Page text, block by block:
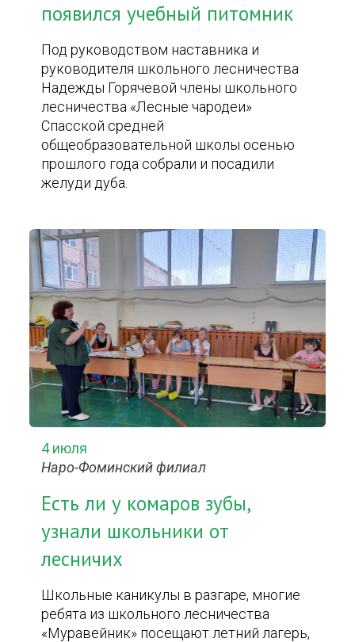
появился учебный питомник
Под руководством наставника и
руководителя школьного лесничества
Надежды Горячевой члены школьного
лесничества «Лесные чародеи»
Спасской средней
общеобразовательной школы осенью
прошлого года собрали и посадили
желуди дуба.
4 июля
Наро-Фоминский филиал
Есть ли у комаров зубы,
узнали школьники от
лесничих
Школьные каникулы в разгаре, многие
ребята из школьного лесничества
«Муравейник» посещают летний лагерь,